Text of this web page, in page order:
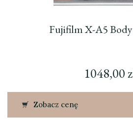
Fujifilm X-A5
1048,00
Zobacz cenę